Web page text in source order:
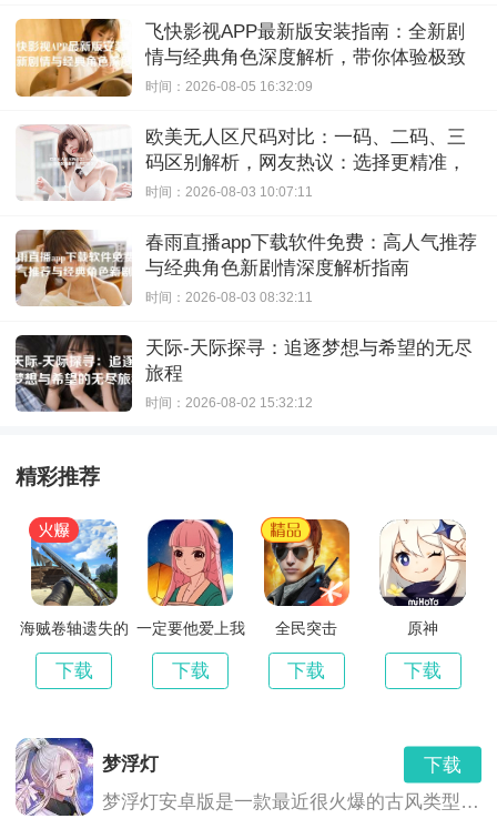
飞快影视APP最新版安装指南：全新剧
情与经典角色深度解析，带你体验极致
观影快感
时间：2026-08-05 16:32:09
欧美无人区尺码对比：一码、二码、三
码区别解析，网友热议：选择更精准，
购物无忧！
时间：2026-08-03 10:07:11
春雨直播app下载软件免费：高人气推荐
与经典角色新剧情深度解析指南
时间：2026-08-03 08:32:11
天际-天际探寻：追逐梦想与希望的无尽
旅程
时间：2026-08-02 15:32:12
精彩推荐
海贼卷轴遗失的
下载
一定要他爱上我
下载
全民突击
下载
原神
下载
梦浮灯
下载
梦浮灯安卓版是一款最近很火爆的古风类型的恋爱手机游戏。梦浮灯游戏中有着精美的画面和音效，中国风的画风，各具特色的男对象，精彩的CG动画，根据你的选择也会产生不同的结局。